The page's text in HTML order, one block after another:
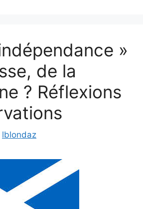
»
de la
? Réflexions
lblondaz